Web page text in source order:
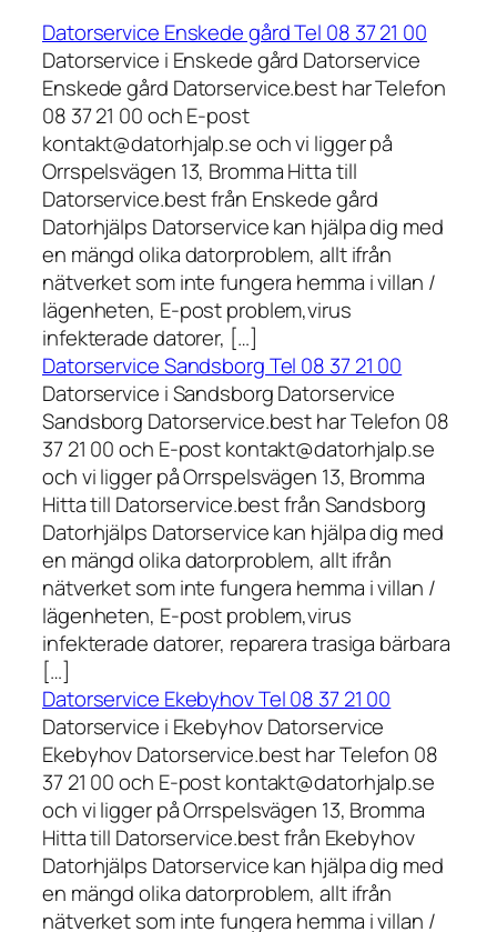
Datorservice Enskede gård Tel 08 37 21 00
Datorservice i Enskede gård Datorservice
Enskede gård Datorservice.best har Telefon
08 37 21 00 och E-post
kontakt@datorhjalp.se och vi ligger på
Orrspelsvägen 13, Bromma Hitta till
Datorservice.best från Enskede gård
Datorhjälps Datorservice kan hjälpa dig med
en mängd olika datorproblem, allt ifrån
nätverket som inte fungera hemma i villan /
lägenheten, E-post problem,virus
infekterade datorer, […]
Datorservice Sandsborg Tel 08 37 21 00
Datorservice i Sandsborg Datorservice
Sandsborg Datorservice.best har Telefon 08
37 21 00 och E-post kontakt@datorhjalp.se
och vi ligger på Orrspelsvägen 13, Bromma
Hitta till Datorservice.best från Sandsborg
Datorhjälps Datorservice kan hjälpa dig med
en mängd olika datorproblem, allt ifrån
nätverket som inte fungera hemma i villan /
lägenheten, E-post problem,virus
infekterade datorer, reparera trasiga bärbara
[…]
Datorservice Ekebyhov Tel 08 37 21 00
Datorservice i Ekebyhov Datorservice
Ekebyhov Datorservice.best har Telefon 08
37 21 00 och E-post kontakt@datorhjalp.se
och vi ligger på Orrspelsvägen 13, Bromma
Hitta till Datorservice.best från Ekebyhov
Datorhjälps Datorservice kan hjälpa dig med
en mängd olika datorproblem, allt ifrån
nätverket som inte fungera hemma i villan /